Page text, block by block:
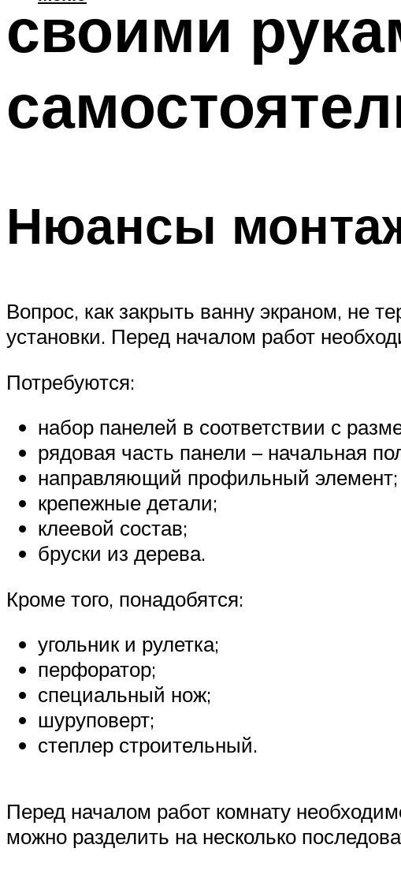
своими
Нюансы
Вопрос, как закрыть ванну экраном, не
установки. Перед началом работ
Потребуются:
набор панелей в соответствии с
рядовая часть панели – начальная
направляющий профильный элемент;
крепежные детали;
клеевой состав;
бруски из дерева.
Кроме того, понадобятся:
угольник и рулетка;
перфоратор;
специальный нож;
шуруповерт;
степлер строительный.
Перед началом работ комнату
можно разделить на несколько